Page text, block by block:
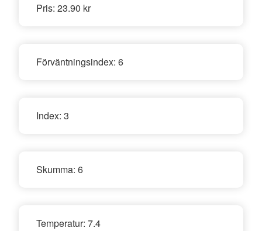
Pris: 23.90 kr
Förväntningsindex: 6
Index: 3
Skumma: 6
Temperatur: 7.4